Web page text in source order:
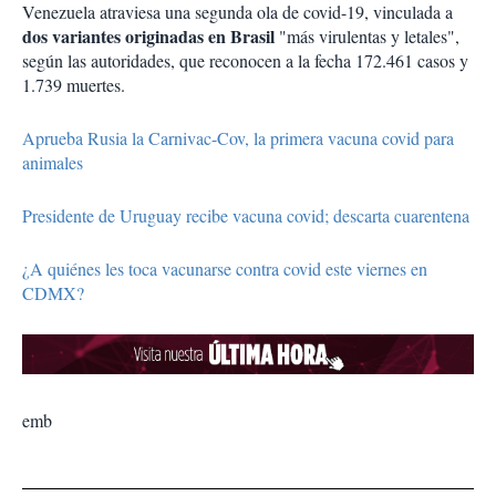
Venezuela atraviesa una segunda ola de covid-19, vinculada a
dos variantes originadas en Brasil "más virulentas y letales",
según las autoridades, que reconocen a la fecha 172.461 casos y
1.739 muertes.
Aprueba Rusia la Carnivac-Cov, la primera vacuna covid para
animales
Presidente de Uruguay recibe vacuna covid; descarta cuarentena
¿A quiénes les toca vacunarse contra covid este viernes en
CDMX?
emb